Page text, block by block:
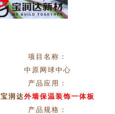
项目名称：
中原网球中心
产品应用：
宝润达外墙保温装饰一体板
产品规格：